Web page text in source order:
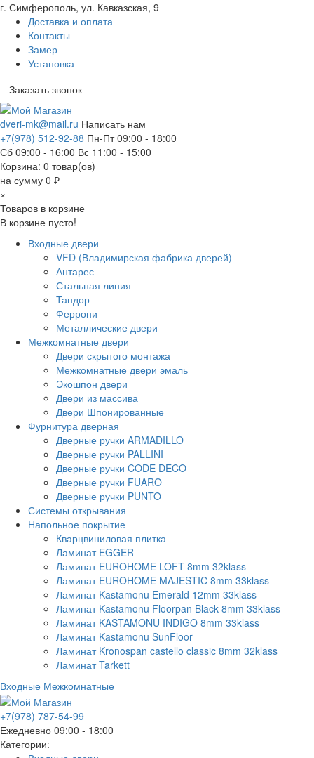
г. Симферополь, ул. Кавказская, 9
Доставка и оплата
Контакты
Замер
Установка
Заказать звонок
dveri-mk@mail.ru Написать нам
+7(978) 512-92-88 Пн-Пт 09:00 - 18:00
Сб 09:00 - 16:00 Вс 11:00 - 15:00
Корзина: 0 товар(ов)
на сумму 0 ₽
×
Товаров в корзине
В корзине пусто!
Входные двери
VFD (Владимирская фабрика дверей)
Антарес
Стальная линия
Тандор
Феррони
Металлические двери
Межкомнатные двери
Двери скрытого монтажа
Межкомнатные двери эмаль
Экошпон двери
Двери из массива
Двери Шпонированные
Фурнитура дверная
Дверные ручки ARMADILLO
Дверные ручки PALLINI
Дверные ручки CODE DECO
Дверные ручки FUARO
Дверные ручки PUNTO
Системы открывания
Напольное покрытие
Кварцвиниловая плитка
Ламинат EGGER
Ламинат EUROHOME LOFT 8mm 32klass
Ламинат EUROHOME MAJESTIC 8mm 33klass
Ламинат Kastamonu Emerald 12mm 33klass
Ламинат Kastamonu Floorpan Black 8mm 33klass
Ламинат KASTAMONU INDIGO 8mm 33klass
Ламинат Kastamonu SunFloor
Ламинат Kronospan castello classic 8mm 32klass
Ламинат Tarkett
Входные Межкомнатные
+7(978) 787-54-99
Ежедневно 09:00 - 18:00
Категории: